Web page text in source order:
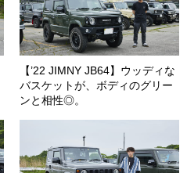
【’22 JIMNY JB64】ウッディな
バスケットが、ボディのグリー
ンと相性◎。